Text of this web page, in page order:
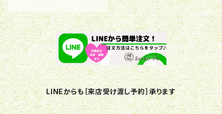
LINEからも［来店受け渡し予約］承ります